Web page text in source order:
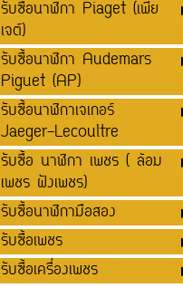
รับซื้อนาฬิกา Piaget (เพีย
เจต์)
รับซื้อนาฬิกา Audemars
Piguet (AP)
รับซื้อนาฬิกาเจเกอร์
Jaeger-Lecoultre
รับซื้อ นาฬิกา เพชร ( ล้อม
เพชร ฝังเพชร)
รับซื้อนาฬิกามือสอง
รับซื้อเพชร
รับซื้อเครื่องเพชร